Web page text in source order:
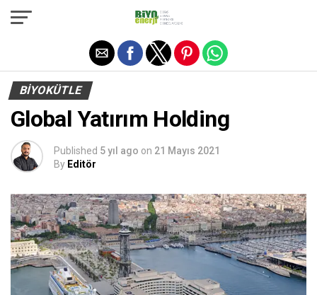
BIYOKÜTLE
Global Yatırım Holding
Published 5 yıl ago on 21 Mayıs 2021
By Editör
Exit mobile version